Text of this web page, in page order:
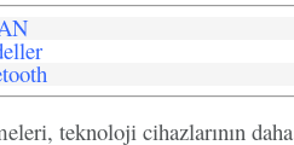
teknoloji cihazlarının daha